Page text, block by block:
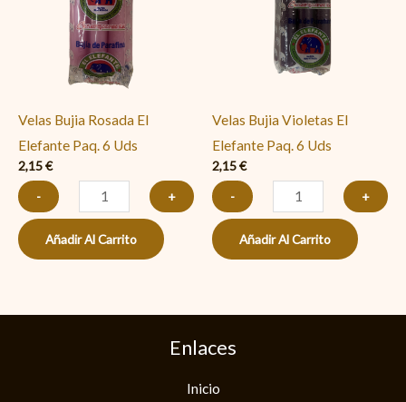
Velas Bujia Rosada El
Elefante Paq. 6 Uds
2,15€
-
Elefante
Paq.
6
cantidad
+
Añadir Al Carrito
Velas Bujia Violetas El
Elefante Paq. 6 Uds
2,15€
-
Elefante
Paq.
6
cantidad
+
Añadir Al Carrito
Enlaces
Inicio